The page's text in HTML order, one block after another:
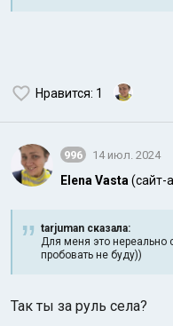
Нравится: 1
996 14 июл. 2024
Elena Vasta(сайт-
tarjuman сказалa:
Для меня это нереально
пробовать не буду))
Так ты за руль села?